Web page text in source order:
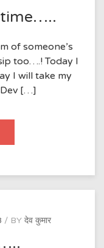
time…..
of someone’s
too….! Today I
I will take my
[…]
BY देव कुमार